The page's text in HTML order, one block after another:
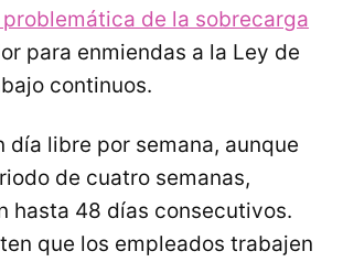
problemática de la sobrecarga
para enmiendas a la Ley de
continuos.
libre por semana, aunque
de cuatro semanas,
hasta 48 días consecutivos.
que los empleados trabajen